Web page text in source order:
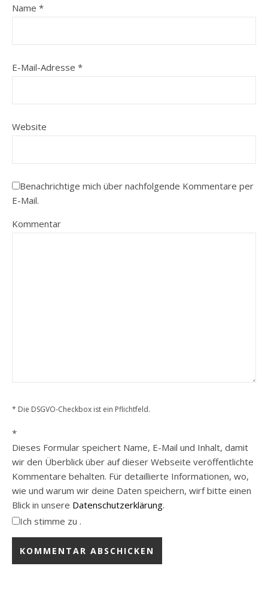
Name *
E-Mail-Adresse *
Website
Benachrichtige mich über nachfolgende Kommentare per
E-Mail.
Kommentar
* Die DSGVO-Checkbox ist ein Pflichtfeld.
*
Dieses Formular speichert Name, E-Mail und Inhalt, damit
wir den Überblick über auf dieser Webseite veröffentlichte
Kommentare behalten. Für detaillierte Informationen, wo,
wie und warum wir deine Daten speichern, wirf bitte einen
Blick in unsere Datenschutzerklärung.
Ich stimme zu .